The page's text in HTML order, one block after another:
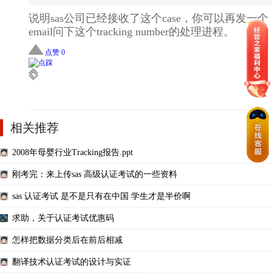
说明sas公司已经接收了这个case，你可以再发一个
email问下这个tracking number的处理进程。
点赞 0
相关推荐
2008年母婴行业Tracking报告.ppt
刚考完：来上传sas 高级认证考试的一些资料
sas 认证考试 是不是只有在中国 学生才是半价啊
求助，关于认证考试优惠码
怎样把数据分类后在前后相减
翻译技术认证考试的设计与实证